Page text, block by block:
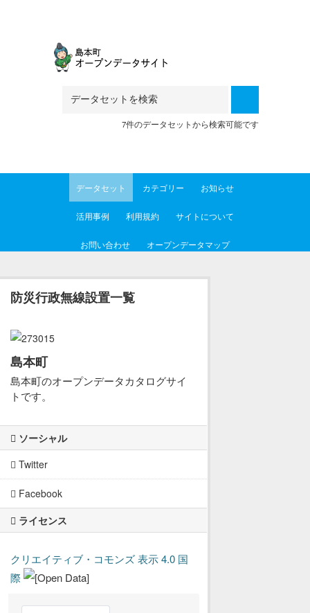
7件のデータセットから検索可能です
データセット カテゴリー お知らせ
活用事例 利用規約 サイトについて
お問い合わせ オープンデータマップ
防災行政無線設置一覧
島本町
島本町のオープンデータカタログサイ
トです。
ソーシャル
Twitter
Facebook
ライセンス
クリエイティブ・コモンズ 表示 4.0 国
際